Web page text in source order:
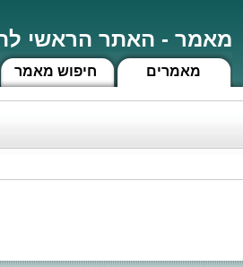
מאמר - האתר הראשי
חיפוש מאמר מאמרים